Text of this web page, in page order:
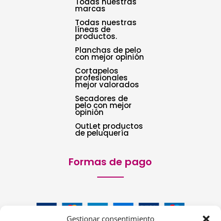
Gestionar consentimiento
marcas
Todas nuestras
líneas de
productos.
Planchas de pelo
con mejor opinión
Cortapelos
profesionales
mejor valorados
Secadores de
pelo con mejor
opinión
OutLet productos
de peluquería
Formas de pago